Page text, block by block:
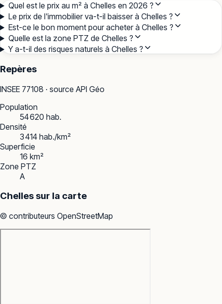
Quel est le prix au m² à Chelles en 2026 ?
Le prix de l'immobilier va-t-il baisser à Chelles ?
Est-ce le bon moment pour acheter à Chelles ?
Quelle est la zone PTZ de Chelles ?
Y a-t-il des risques naturels à Chelles ?
Repères
INSEE 77108 · source API Géo
Population
54 620 hab.
Densité
3 414 hab./km²
Superficie
16 km²
Zone PTZ
A
Chelles sur la carte
© contributeurs OpenStreetMap